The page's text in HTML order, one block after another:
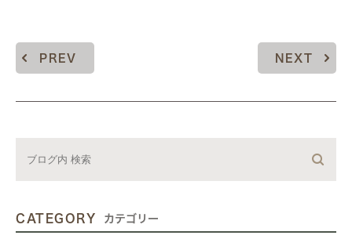
PREV NEXT
CATEGORY カテゴリー